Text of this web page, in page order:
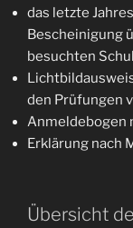
das letzte
Bescheinigung
besuchten
den Prüfungen
Anmeldebogen
Erklärung nach
Übersicht